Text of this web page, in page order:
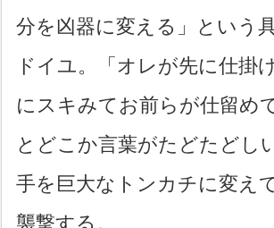
分を凶器に変える」という
ドイユ。「オレが先に仕掛
にスキみてお前らが仕留め
とどこか言葉がたどたどし
手を巨大なトンカチに変え
襲撃する。